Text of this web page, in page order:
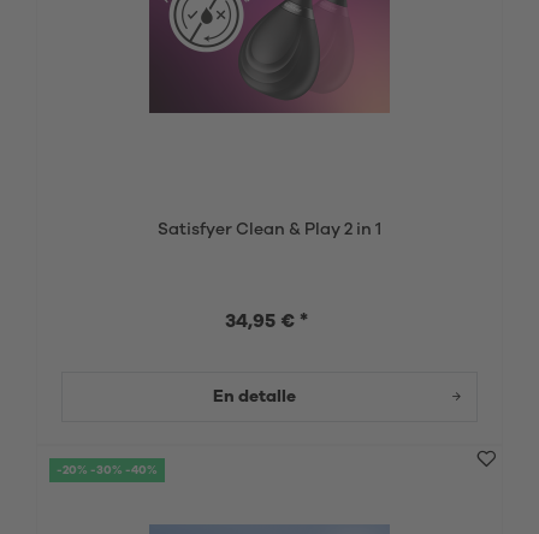
Satisfyer Clean & Play 2 in 1
34,95 € *
En detalle
-20% -30% -40%